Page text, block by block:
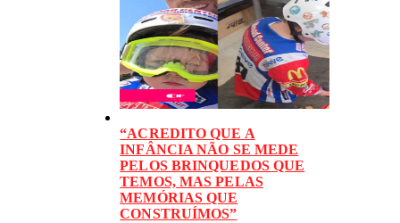
“ACREDITO QUE A
INFÂNCIA NÃO SE MEDE
PELOS BRINQUEDOS QUE
TEMOS, MAS PELAS
MEMÓRIAS QUE
CONSTRUÍMOS”